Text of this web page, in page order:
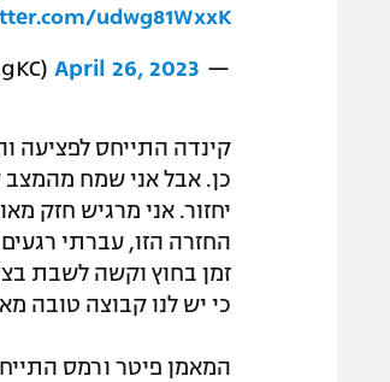
udwg81WxxK
— Sporting Kansas City (@SportingKC)
April 26, 2023
קינדה התייחס לפציעה
כן. אבל אני שמח מהמצב
החזרה הזו, עברתי
זמן בחוץ וקשה לשבת
כי יש לנו קבוצה טובה
המאמן פיטר ורמס